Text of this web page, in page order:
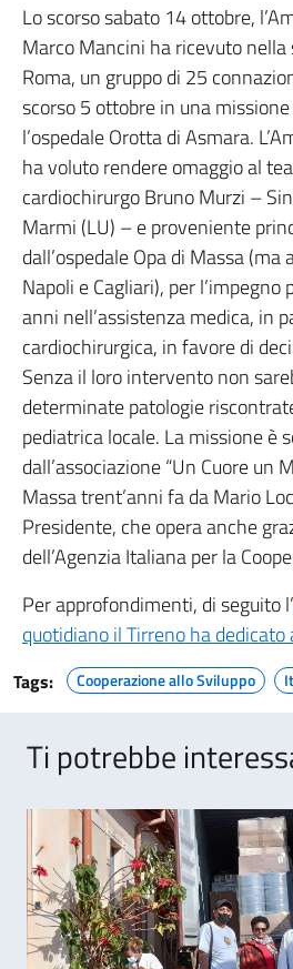
Lo scorso sabato 14 ottobre,
Marco Mancini ha ricevuto nella
Roma, un gruppo di 25
scorso 5 ottobre in una
l’ospedale Orotta di Asmara.
ha voluto rendere omaggio al
cardiochirurgo Bruno Murzi –
Marmi (LU) – e proveniente
dall’ospedale Opa di Massa (ma
Napoli e Cagliari), per l’impegno
anni nell’assistenza medica, in
cardiochirurgica, in favore di
Senza il loro intervento non
determinate patologie
pediatrica locale. La missione è
dall’associazione “Un Cuore un
Massa trent’anni fa da Mario
Presidente, che opera anche
dell’Agenzia Italiana per la
Per approfondimenti, di seguito l’
quotidiano il Tirreno ha
Tags: Cooperazione allo Sviluppo
Ti potrebbe